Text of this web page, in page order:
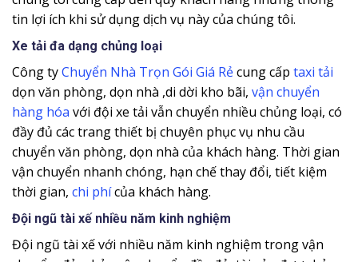
tin lợi ích khi sử dụng dịch vụ này của chúng tôi.
Xe tải đa dạng chủng loại
Công tyChuyển Nhà Trọn Gói Giá Rẻcung cấp taxi tải
dọn văn phòng, dọn nhà ,di dời kho bãi, vận chuyển
hàng hóa với đội xe tải vẫn chuyển nhiều chủng loại, có
đầy đủ các trang thiết bị chuyên phục vụ nhu cầu
chuyển văn phòng, dọn nhà của khách hàng. Thời gian
vận chuyển nhanh chóng, hạn chế thay đổi, tiết kiệm
thời gian, chi phícủa khách hàng.
Đội ngũ tài xế nhiều năm kinh nghiệm
Đội ngũ tài xế với nhiều năm kinh nghiệm trong vận